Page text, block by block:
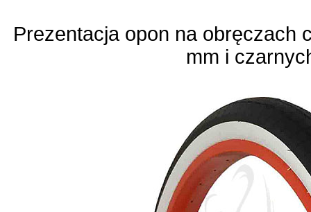
Prezentacja opon na obręczach
mm i